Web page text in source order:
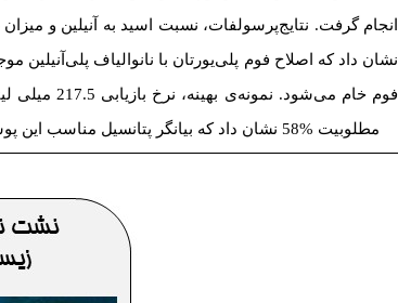
پرسولفات، نسبت اسید به آنیلین وانجام گرفت. نتایج
نشان داد که اصلاح فوم پلی‌یورتان با نانوالیاف پلی‌آنیلین
مطلوبیت %58 نشان داد که بیانگر پتانسیل مناسب این پوشش برای کاربرد در اسکیمرهای بازیابی نفت است.